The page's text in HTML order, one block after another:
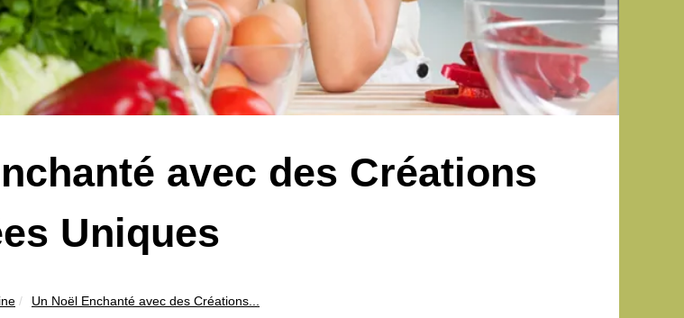
avec des Créations
Uniques
Un Noël Enchanté avec des Créations...